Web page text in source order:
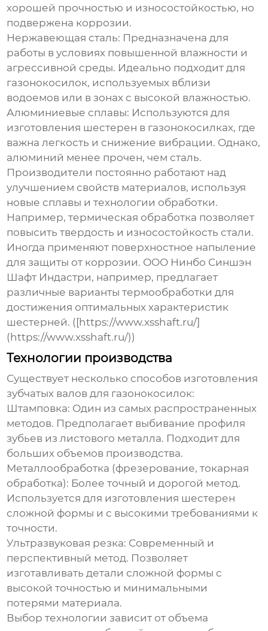
хорошей прочностью и износостойкостью, но
подвержена коррозии.
Нержавеющая сталь: Предназначена для
работы в условиях повышенной влажности и
агрессивной среды. Идеально подходит для
газонокосилок, используемых вблизи
водоемов или в зонах с высокой влажностью.
Алюминиевые сплавы: Используются для
изготовления шестерен в газонокосилках, где
важна легкость и снижение вибрации. Однако,
алюминий менее прочен, чем сталь.
Производители постоянно работают над
улучшением свойств материалов, используя
новые сплавы и технологии обработки.
Например, термическая обработка позволяет
повысить твердость и износостойкость стали.
Иногда применяют поверхностное напыление
для защиты от коррозии. ООО Нинбо Синшэн
Шафт Индастри, например, предлагает
различные варианты термообработки для
достижения оптимальных характеристик
шестерней. ([https://www.xsshaft.ru/]
(https://www.xsshaft.ru/))
Технологии производства
Существует несколько способов изготовления
зубчатых валов для газонокосилок:
Штамповка: Один из самых распространенных
методов. Предполагает выбивание профиля
зубьев из листового металла. Подходит для
больших объемов производства.
Металлообработка (фрезерование, токарная
обработка): Более точный и дорогой метод.
Используется для изготовления шестерен
сложной формы и с высокими требованиями к
точности.
Ультразвуковая резка: Современный и
перспективный метод. Позволяет
изготавливать детали сложной формы с
высокой точностью и минимальными
потерями материала.
Выбор технологии зависит от объема